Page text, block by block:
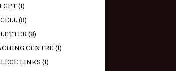
GPT(1)
(8)
(8)
CENTRE (1)
LINKS (1)